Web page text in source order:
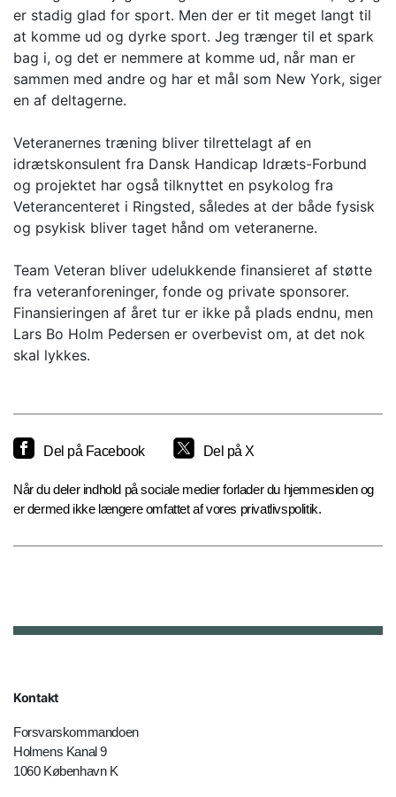
er stadig glad for sport. Men der er tit meget langt til
at komme ud og dyrke sport. Jeg trænger til et spark
bag i, og det er nemmere at komme ud, når man er
sammen med andre og har et mål som New York, siger
en af deltagerne.
Veteranernes træning bliver tilrettelagt af en
idrætskonsulent fra Dansk Handicap Idræts-Forbund
og projektet har også tilknyttet en psykolog fra
Veterancenteret i Ringsted, således at der både fysisk
og psykisk bliver taget hånd om veteranerne.
Team Veteran bliver udelukkende finansieret af støtte
fra veteranforeninger, fonde og private sponsorer.
Finansieringen af året tur er ikke på plads endnu, men
Lars Bo Holm Pedersen er overbevist om, at det nok
skal lykkes.
Del på Facebook Del på X
Når du deler indhold på sociale medier forlader du hjemmesiden og
er dermed ikke længere omfattet af vores privatlivspolitik.
Kontakt
Forsvarskommandoen
Holmens Kanal 9
1060 København K